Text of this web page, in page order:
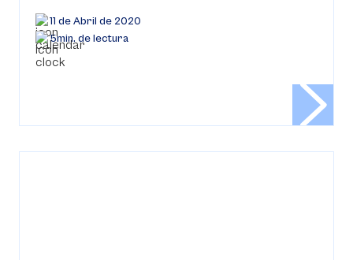
11 de Abril de 2020
5min. de lectura